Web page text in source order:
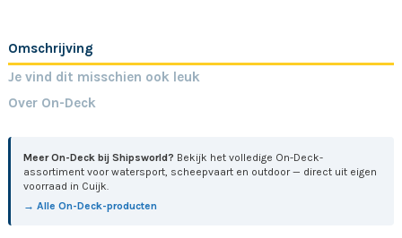
Omschrijving
Je vind dit misschien ook leuk
Over On-Deck
Meer On-Deck bij Shipsworld? Bekijk het volledige On-Deck-
assortiment voor watersport, scheepvaart en outdoor — direct uit eigen
voorraad in Cuijk.
→ Alle On-Deck-producten